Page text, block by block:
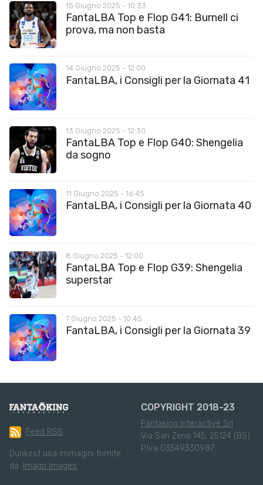
15 Giugno 2025 - 10:33
FantaLBA Top e Flop G41: Burnell ci
prova, ma non basta
14 Giugno 2025 - 12:00
FantaLBA, i Consigli per la Giornata 41
13 Giugno 2025 - 12:30
FantaLBA Top e Flop G40: Shengelia
da sogno
11 Giugno 2025 - 16:45
FantaLBA, i Consigli per la Giornata 40
8 Giugno 2025 - 12:00
FantaLBA Top e Flop G39: Shengelia
superstar
7 Giugno 2025 - 10:45
FantaLBA, i Consigli per la Giornata 39
Feed RSS
Dunkest usa immagini fornite
da: Imago Images
COPYRIGHT 2018-23
Fantaking Interactive Srl
Via San Zeno 145, 25124 (BS)
P.Iva 03549330987